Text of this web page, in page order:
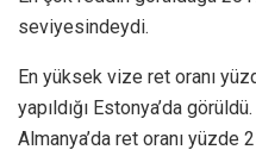
seviyesindeydi.
En yüksek vize ret oranı
yapıldığı Estonya’da
Almanya’da ret oranı yüzde